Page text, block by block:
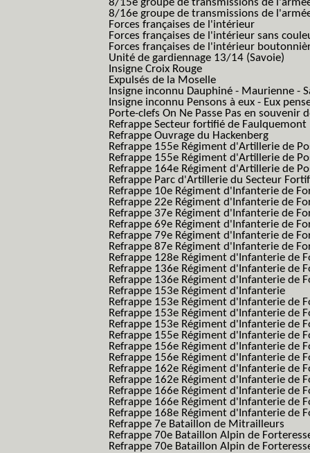
8/15e groupe de transmissions de
8/16e groupe de transmissions de
Forces françaises de l'intérieur
Forces françaises de l'intérieur sans
Forces françaises de l'intérieur
Unité de gardiennage 13/14 (Savoie)
Insigne Croix Rouge
Expulsés de la Moselle
Insigne inconnu Dauphiné - Maurienne -
Insigne inconnu Pensons à eux - Eux
Porte-clefs On Ne Passe Pas en souvenir
Refrappe Secteur fortifié de Faulquemont
Refrappe Ouvrage du Hackenberg
Refrappe 155e Régiment d'Artillerie de
Refrappe 155e Régiment d'Artillerie de
Refrappe 164e Régiment d'Artillerie de
Refrappe Parc d'Artillerie du Secteur
Refrappe 10e Régiment d'Infanterie de
Refrappe 22e Régiment d'Infanterie de
Refrappe 37e Régiment d'Infanterie de
Refrappe 69e Régiment d'Infanterie de
Refrappe 79e Régiment d'Infanterie de
Refrappe 87e Régiment d'Infanterie de
Refrappe 128e Régiment d'Infanterie de
Refrappe 136e Régiment d'Infanterie de
Refrappe 136e Régiment d'Infanterie de
Refrappe 153e Régiment d'Infanterie
Refrappe 153e Régiment d'Infanterie de
Refrappe 153e Régiment d'Infanterie de
Refrappe 153e Régiment d'Infanterie de
Refrappe 155e Régiment d'Infanterie de
Refrappe 156e Régiment d'Infanterie de
Refrappe 156e Régiment d'Infanterie de
Refrappe 162e Régiment d'Infanterie de
Refrappe 162e Régiment d'Infanterie de
Refrappe 166e Régiment d'Infanterie de
Refrappe 166e Régiment d'Infanterie de
Refrappe 168e Régiment d'Infanterie de
Refrappe 7e Bataillon de Mitrailleurs
Refrappe 70e Bataillon Alpin de
Refrappe 70e Bataillon Alpin de